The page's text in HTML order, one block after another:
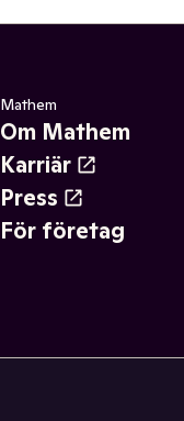
Mathem
Om Mathem
Karriär
Press
För företag